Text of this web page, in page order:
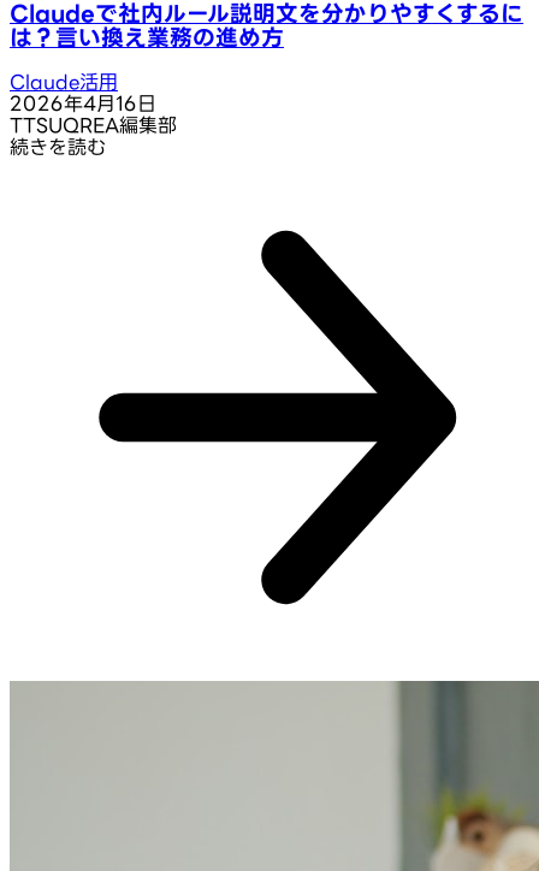
Claudeで社内ルール説明文を分かりやすくするに
は？言い換え業務の進め方
Claude活用
2026年4月16日
TTSUQREA編集部
続きを読む